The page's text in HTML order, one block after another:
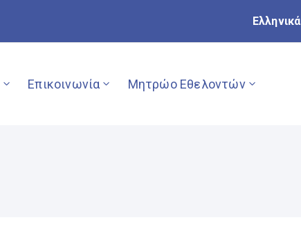
Ελληνικά
Επικοινωνία Μητρώο Εθελοντών